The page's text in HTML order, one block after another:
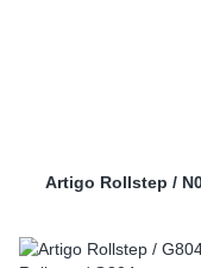
Artigo Rollstep /